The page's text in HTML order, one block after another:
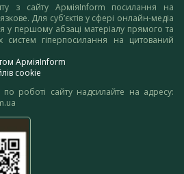
з сайту АрміяInform посилання на
Для суб’єктів у сфері онлайн-медіа
у першому абзаці матеріалу прямого та
систем гіперпосилання на цитований
АрміяInform
cookie
по роботі сайту надсилайте на адресу: